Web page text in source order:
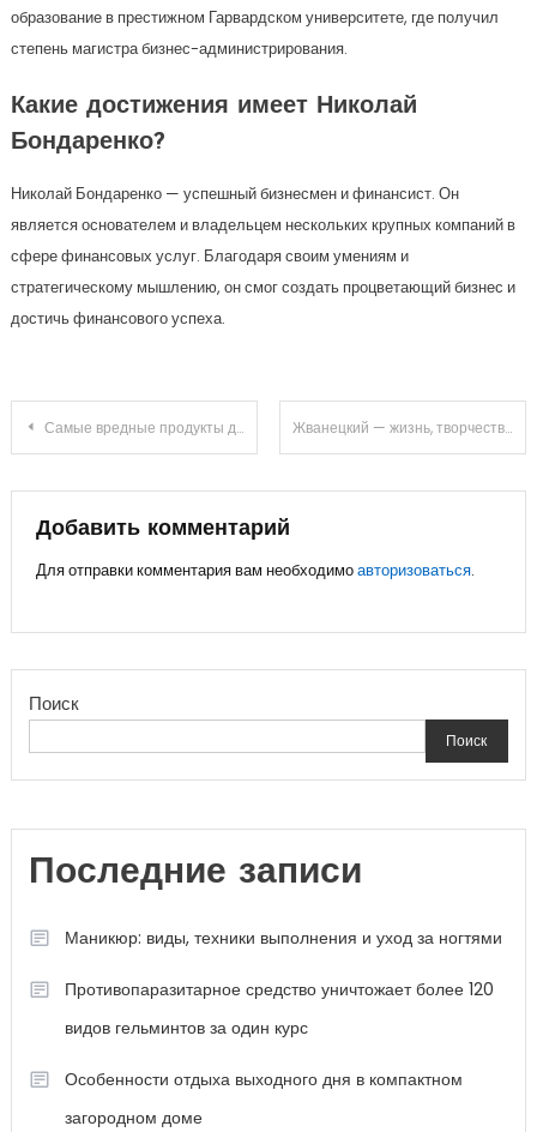
образование в престижном Гарвардском университете, где получил
степень магистра бизнес-администрирования.
Какие достижения имеет Николай
Бондаренко?
Николай Бондаренко — успешный бизнесмен и финансист. Он
является основателем и владельцем нескольких крупных компаний в
сфере финансовых услуг. Благодаря своим умениям и
стратегическому мышлению, он смог создать процветающий бизнес и
достичь финансового успеха.
Навигация
по
записям
Самые вредные продукты для здоровья Жванецкий — жизнь, творчество и удивительные факты о неординарном гений комедии
Добавить комментарий
Для отправки комментария вам необходимоавторизоваться.
Поиск
Поиск
Последние записи
Маникюр: виды, техники выполнения и уход за ногтями
Противопаразитарное средство уничтожает более 120
видов гельминтов за один курс
Особенности отдыха выходного дня в компактном
загородном доме